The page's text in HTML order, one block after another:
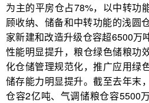
为主的平房仓占78%，以中转功
顾收纳、储备和中转功能的浅圆
家新建和改造升级仓容超6500万
性能明显提升，粮仓绿色储粮功
化仓储管理规范化，推广应用绿
储存能力明显提升。截至去年末
仓容2亿吨、气调储粮仓容5500